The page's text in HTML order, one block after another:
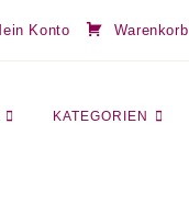
Konto Warenkorb
KATEGORIEN